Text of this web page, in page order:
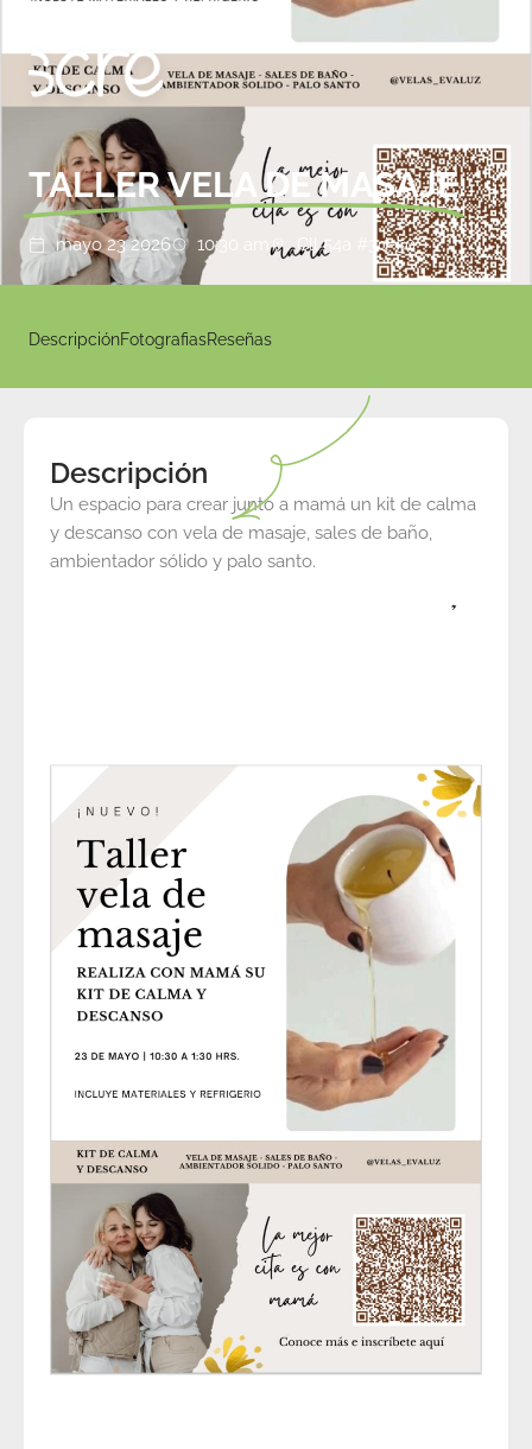
TALLER VELA DE MASAJE
mayo 23 2026 10:30 am Cll 54a #3d-50
DescripciónFotografiasReseñas
Descripción
Un espacio para crear junto a mamá un kit de calma
y descanso con vela de masaje, sales de baño,
ambientador sólido y palo santo.